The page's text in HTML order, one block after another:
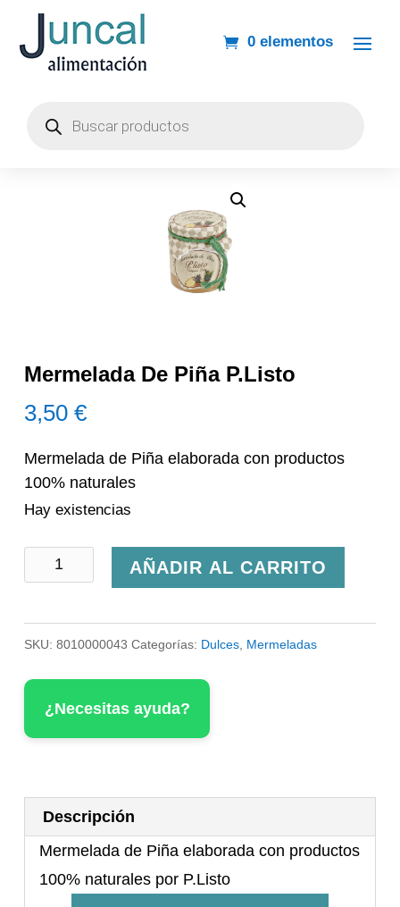
0 elementos
Mermelada De Piña P.Listo
3,50€
Mermelada de Piña elaborada con productos
100% naturales
Hay existencias
Mermelada
Piña
P.Listo
cantidad
AÑADIR AL CARRITO
SKU:8010000043 Categorías: Dulces Mermeladas
¿Necesitas ayuda?
Descripción
Mermelada de Piña elaborada con productos
100% naturales por P.Listo